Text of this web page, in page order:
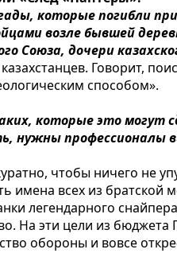
которые погибли
возле бывшей
Союза, дочери
Говорит,
способом».
которые это могут
нужны профессионалы
чтобы ничего не
имена всех из братской
легендарного
На эти цели из бюджета
обороны и вовсе